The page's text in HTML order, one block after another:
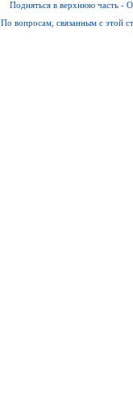
Подняться в верхнюю часть -
По вопросам, связанным с этой